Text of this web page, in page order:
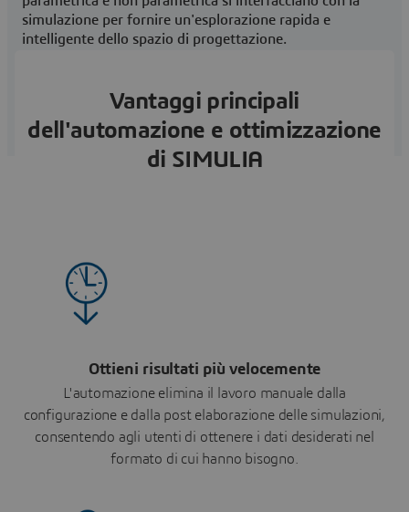
simulazione per fornire un'esplorazione rapida e
intelligente dello spazio di progettazione.
Vantaggi principali
dell'automazione e ottimizzazione
di SIMULIA
Ottieni risultati più velocemente
L'automazione elimina il lavoro manuale dalla
configurazione e dalla post elaborazione delle simulazioni,
consentendo agli utenti di ottenere i dati desiderati nel
formato di cui hanno bisogno.